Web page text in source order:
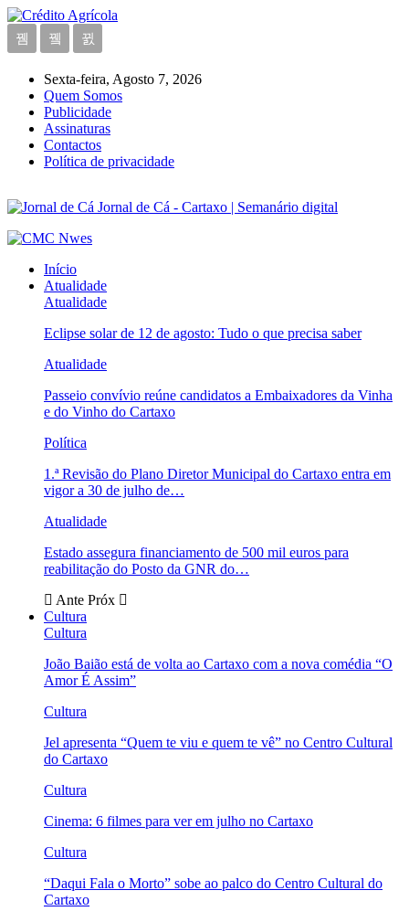
Sexta-feira, Agosto 7, 2026
Quem Somos
Publicidade
Assinaturas
Contactos
Política de privacidade
Jornal de Cá - Cartaxo | Semanário digital
Início
Atualidade
Atualidade
Eclipse solar de 12 de agosto: Tudo o que precisa saber
Atualidade
Passeio convívio reúne candidatos a Embaixadores da Vinha
e do Vinho do Cartaxo
Política
1.ª Revisão do Plano Diretor Municipal do Cartaxo entra em
vigor a 30 de julho de…
Atualidade
Estado assegura financiamento de 500 mil euros para
reabilitação do Posto da GNR do…
Ante Próx
Cultura
Cultura
João Baião está de volta ao Cartaxo com a nova comédia “O
Amor É Assim”
Cultura
Jel apresenta “Quem te viu e quem te vê” no Centro Cultural
do Cartaxo
Cultura
Cinema: 6 filmes para ver em julho no Cartaxo
Cultura
“Daqui Fala o Morto” sobe ao palco do Centro Cultural do
Cartaxo